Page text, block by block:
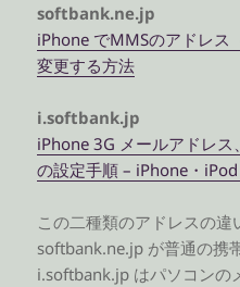
softbank.ne.jp
iPhone でMMSのアドレス
変更する方法
i.softbank.jp
iPhone 3G メールアドレス
の設定手順 – iPhone・
この二種類のアドレスの違
softbank.ne.jp が普通の携
i.softbank.jp はパソコンの